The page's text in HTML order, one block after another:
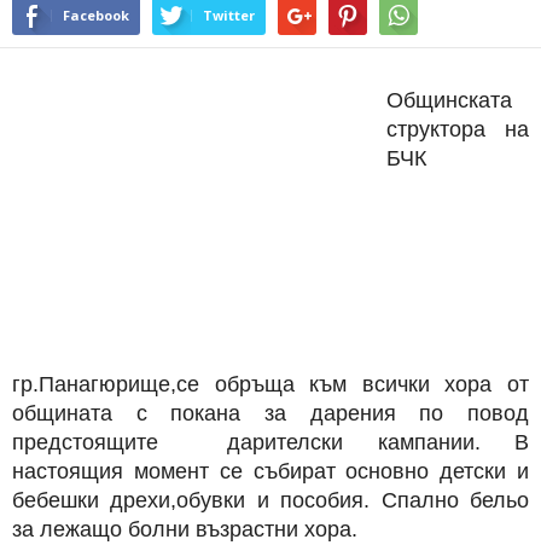
Facebook Twitter
Общинската
структора на
БЧК
гр.Панагюрище,се обръща към всички хора от
общината с покана за дарения по повод
предстоящите дарителски кампании. В
настоящия момент се събират основно детски и
бебешки дрехи,обувки и пособия. Спално бельо
за лежащо болни възрастни хора.